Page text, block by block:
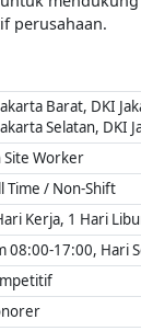
perusahaan.
Barat, DKI
Selatan, DKI
Site Worker
Time / Non-Shift
Kerja, 1 Hari
08:00-17:00, Hari